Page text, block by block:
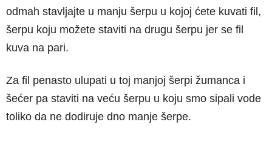
odmah stavljajte u manju šerpu u kojoj ćete kuvati fil,
šerpu koju možete staviti na drugu šerpu jer se fil
kuva na pari.
Za fil penasto ulupati u toj manjoj šerpi žumanca i
šećer pa staviti na veću šerpu u koju smo sipali vode
toliko da ne dodiruje dno manje šerpe.